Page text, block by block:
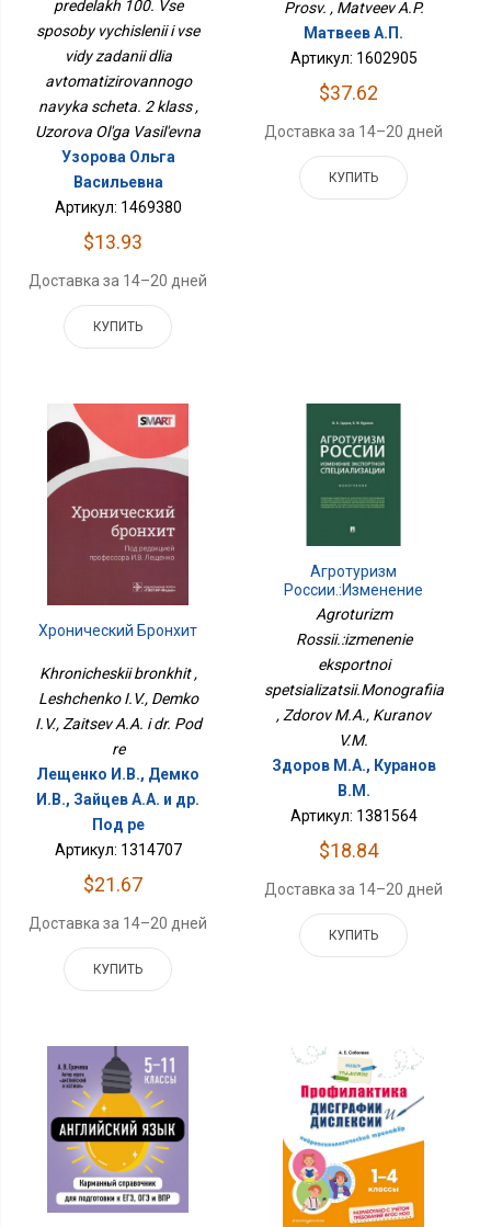
Автоматизированного
Навыка Счета. 2 Класс
predelakh 100. Vse
sposoby vychislenii i vse
vidy zadanii dlia
avtomatizirovannogo
navyka scheta. 2 klass ,
Uzorova Ol'ga Vasil'evna
Узорова Ольга
Васильевна
Артикул: 1469380
$13.93
Доставка за 14–20 дней
КУПИТЬ
Prosv. , Matveev A.P.
Матвеев А.П.
Артикул: 1602905
$37.62
Доставка за 14–20 дней
КУПИТЬ
Хронический Бронхит
Khronicheskii bronkhit ,
Leshchenko I.V., Demko
I.V., Zaitsev A.A. i dr. Pod
re
Лещенко И.В., Демко
И.В., Зайцев А.А. и др.
Под ре
Артикул: 1314707
$21.67
Доставка за 14–20 дней
КУПИТЬ
Агротуризм
России.:изменение
Экспортной
Agroturizm
Rossii.:izmenenie
eksportnoi
spetsializatsii.Monografiia
, Zdorov M.A., Kuranov
V.M.
Здоров М.А., Куранов
В.М.
Артикул: 1381564
$18.84
Доставка за 14–20 дней
КУПИТЬ